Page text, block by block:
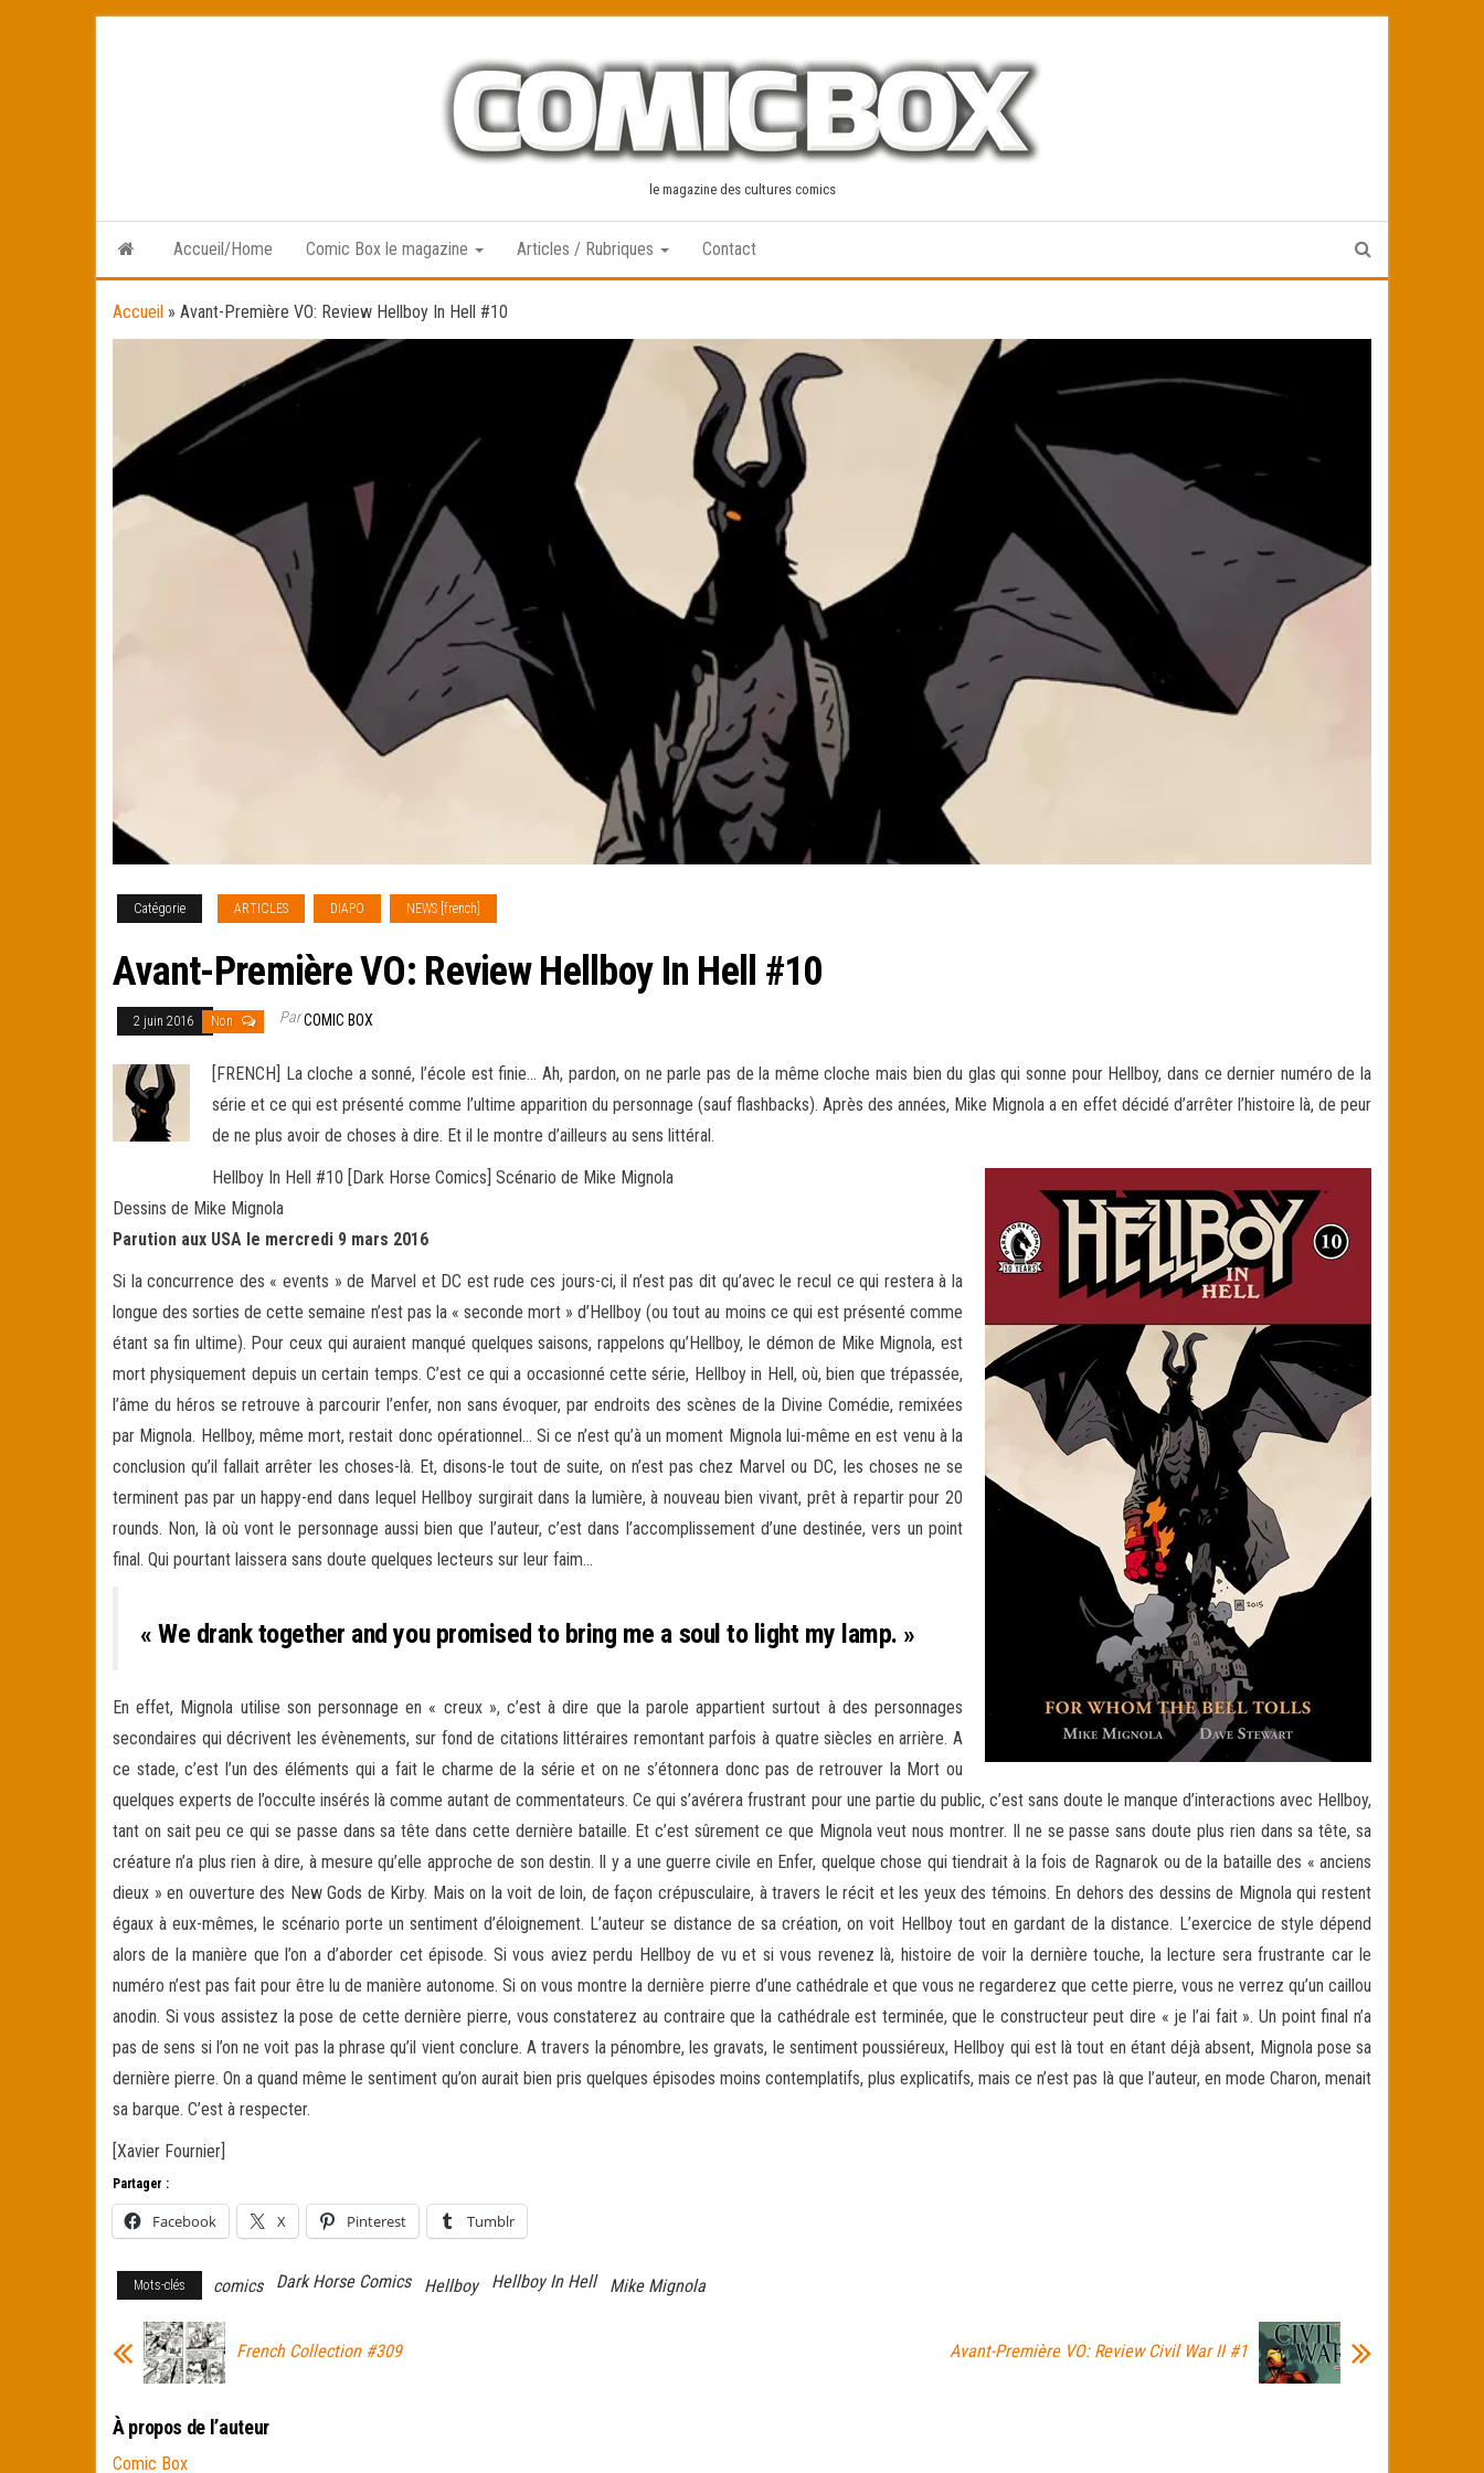
le magazine des cultures comics
Accueil/Home Comic Box le magazine Articles / Rubriques Contact
Accueil » Avant-Première VO: Review Hellboy In Hell #10
Catégorie ARTICLES DIAPO NEWS [french]
Avant-Première VO: Review Hellboy In Hell #10
2 juin 2016 Non ParCOMIC BOX
[FRENCH] La cloche a sonné, l’école est finie… Ah, pardon, on ne parle pas de la même cloche mais bien du glas qui sonne pour Hellboy, dans ce dernier numéro de la
série et ce qui est présenté comme l’ultime apparition du personnage (sauf flashbacks). Après des années, Mike Mignola a en effetdécidé d’arrêter l’histoire là, de peur
de ne plus avoir de choses à dire. Et il le montre d’ailleurs au sens littéral.
Hellboy In Hell #10 [Dark Horse Comics] Scénario de Mike Mignola
Dessins de Mike Mignola
Parution aux USA le mercredi 9 mars 2016
Si la concurrence des « events » de Marvel et DC est rude ces jours-ci, il n’est pas dit qu’avec le recul ce qui restera à la
longue des sorties de cette semaine n’est pas la « seconde mort » d’Hellboy (ou tout au moins ce qui est présenté comme
étant sa fin ultime). Pour ceux qui auraient manqué quelques saisons, rappelons qu’Hellboy, le démon de Mike Mignola, est
mort physiquement depuis un certain temps. C’est ce qui a occasionné cette série, Hellboy in Hell, où, bien que trépassée,
l’âme du héros se retrouve à parcourir l’enfer, non sans évoquer, par endroits des scènes de la Divine Comédie, remixées
par Mignola. Hellboy, même mort, restait donc opérationnel… Si ce n’est qu’à un moment Mignola lui-même en est venu à la
conclusion qu’il fallait arrêter les choses-là. Et, disons-le tout de suite, on n’est pas chez Marvel ou DC, les choses ne se
terminent pas par un happy-end dans lequel Hellboy surgirait dans la lumière, à nouveau bien vivant, prêt à repartir pour 20
rounds. Non, là où vont le personnage aussi bien que l’auteur, c’est dans l’accomplissement d’une destinée, vers un point
final. Qui pourtant laissera sans doute quelques lecteurs sur leur faim…
« We drank together and you promised to bring me a soul to light my lamp. »
En effet, Mignola utilise son personnage en « creux », c’est à dire que la parole appartient surtout à des personnages
secondaires qui décrivent les évènements, sur fond de citations littéraires remontant parfois à quatre siècles en arrière. A
ce stade, c’est l’un des éléments qui a fait le charme de la série et on ne s’étonnera donc pas de retrouver la Mort ou
quelques experts de l’occulte insérés là comme autant de commentateurs. Ce qui s’avérera frustrant pour une partie du public, c’est sans doute le manque d’interactions avec Hellboy,
tant on sait peu ce qui se passe dans sa tête dans cette dernière bataille. Et c’est sûrement ce que Mignola veut nous montrer. Il ne se passe sans doute plus rien dans sa tête, sa
créature n’a plus rien à dire, à mesure qu’elle approche de son destin. Il y a une guerre civile en Enfer, quelque chose qui tiendrait à la fois de Ragnarok ou de la bataille des « anciens
dieux » en ouverture des New Gods de Kirby. Mais on la voit de loin, de façon crépusculaire, à travers le récit et les yeux des témoins. En dehors des dessins de Mignola qui restent
égaux à eux-mêmes, le scénario porte un sentiment d’éloignement. L’auteur se distance de sa création, on voit Hellboy tout en gardant de la distance. L’exercice de style dépend
alors de la manière que l’on a d’aborder cet épisode. Si vous aviez perdu Hellboy de vu et si vous revenez là, histoire de voir la dernière touche, la lecture sera frustrante car le
numéro n’est pas fait pour être lu de manière autonome. Si on vous montre la dernière pierre d’une cathédrale et que vous ne regarderez que cette pierre, vous ne verrez qu’un caillou
anodin. Si vous assistez la pose de cette dernière pierre, vous constaterez au contraire que la cathédrale est terminée, que le constructeur peut dire « je l’ai fait ». Un point final n’a
pas de sens si l’on ne voit pas la phrase qu’il vient conclure. A travers la pénombre, les gravats, le sentiment poussiéreux, Hellboy qui est là tout en étant déjà absent, Mignola pose sa
dernière pierre. On a quand même le sentiment qu’on aurait bien pris quelques épisodes moins contemplatifs, plus explicatifs, mais ce n’est pas là que l’auteur, en mode Charon, menait
sa barque. C’est à respecter.
[Xavier Fournier]
Partager :
Facebook X Pinterest Tumblr
Mots-clés comics Dark Horse Comics Hellboy Hellboy In Hell Mike Mignola
French Collection #309 Avant-Première VO: Review Civil War II #1
À propos de l’auteur
Comic Box